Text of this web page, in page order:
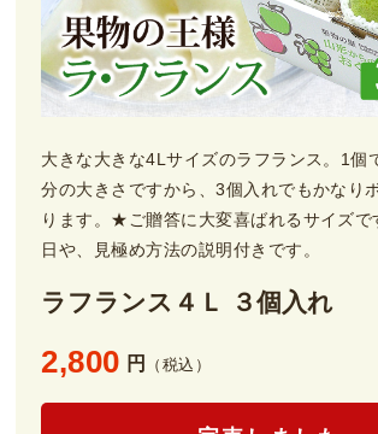
大きな大きな4Lサイズのラフランス。1個
分の大きさですから、3個入れでもかなり
ります。★ご贈答に大変喜ばれるサイズで
日や、見極め方法の説明付きです。
ラフランス４Ｌ ３個入れ
2,800 円 （税込）